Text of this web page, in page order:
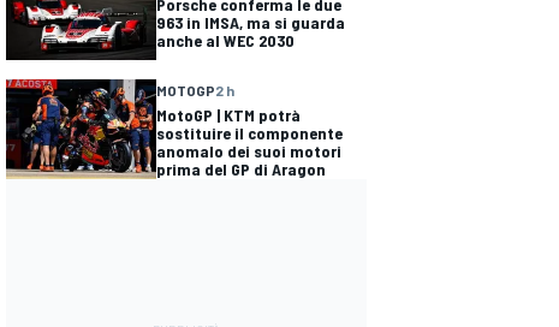
Porsche conferma le due
963 in IMSA, ma si guarda
anche al WEC 2030
MOTOGP2 h
MotoGP | KTM potrà
sostituire il componente
anomalo dei suoi motori
prima del GP di Aragon